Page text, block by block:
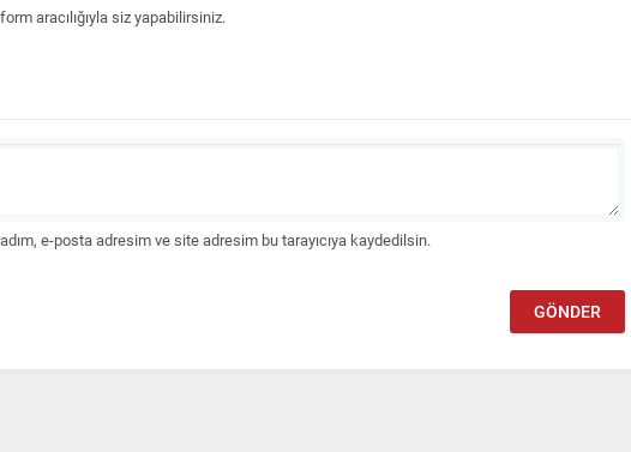
aracılığıyla siz yapabilirsiniz.
e-posta adresim ve site adresim bu tarayıcıya kaydedilsin.